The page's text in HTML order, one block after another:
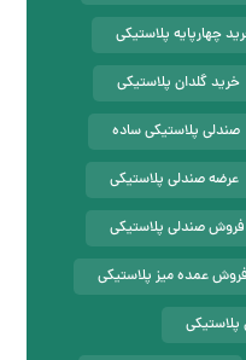
چهارپایه پلاستیکی
خرید گلدان پلاستیکی
صندلی پلاستیکی ساده
عرضه صندلی پلاستیکی
فروش صندلی پلاستیکی
فروش عمده میز پلاستیکی